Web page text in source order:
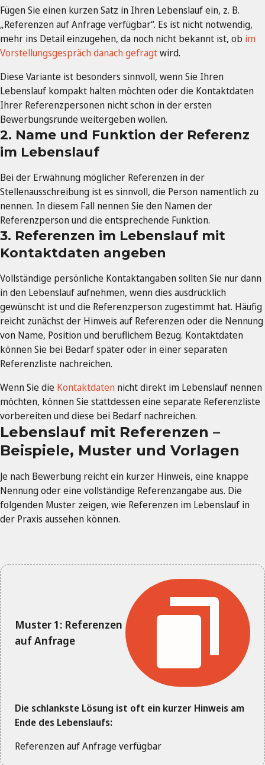
Fügen Sie einen kurzen Satz in Ihren Lebenslauf ein, z. B.
„Referenzen auf Anfrage verfügbar“. Es ist nicht notwendig,
mehr ins Detail einzugehen, da noch nicht bekannt ist, ob im
Vorstellungsgespräch danach gefragtwird.
Diese Variante ist besonders sinnvoll, wenn Sie Ihren
Lebenslauf kompakt halten möchten oder die Kontaktdaten
Ihrer Referenzpersonen nicht schon in der ersten
Bewerbungsrunde weitergeben wollen.
2. Name und Funktion der Referenz
im Lebenslauf
Bei der Erwähnung möglicher Referenzen in der
Stellenausschreibung ist es sinnvoll, die Person namentlich zu
nennen. In diesem Fall nennen Sie den Namen der
Referenzperson und die entsprechende Funktion.
3. Referenzen im Lebenslauf mit
Kontaktdaten angeben
Vollständige persönliche Kontaktangaben sollten Sie nur dann
in den Lebenslauf aufnehmen, wenn dies ausdrücklich
gewünscht ist und die Referenzperson zugestimmt hat. Häufig
reicht zunächst der Hinweis auf Referenzen oder die Nennung
von Name, Position und beruflichem Bezug. Kontaktdaten
können Sie bei Bedarf später oder in einer separaten
Referenzliste nachreichen.
Wenn Sie die Kontaktdaten nicht direkt im Lebenslauf nennen
möchten, können Sie stattdessen eine separate Referenzliste
vorbereiten und diese bei Bedarf nachreichen.
Lebenslauf mit Referenzen –
Beispiele, Muster und Vorlagen
Je nach Bewerbung reicht ein kurzer Hinweis, eine knappe
Nennung oder eine vollständige Referenzangabe aus. Die
folgenden Muster zeigen, wie Referenzen im Lebenslauf in
der Praxis aussehen können.
Muster 1: Referenzen
auf Anfrage
Die schlankste Lösung ist oft ein kurzer Hinweis am
Ende des Lebenslaufs:
Referenzen auf Anfrage verfügbar